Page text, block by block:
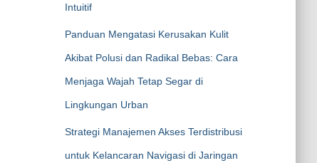
Intuitif
Panduan Mengatasi Kerusakan Kulit
Akibat Polusi dan Radikal Bebas: Cara
Menjaga Wajah Tetap Segar di
Lingkungan Urban
Strategi Manajemen Akses Terdistribusi
untuk Kelancaran Navigasi di Jaringan